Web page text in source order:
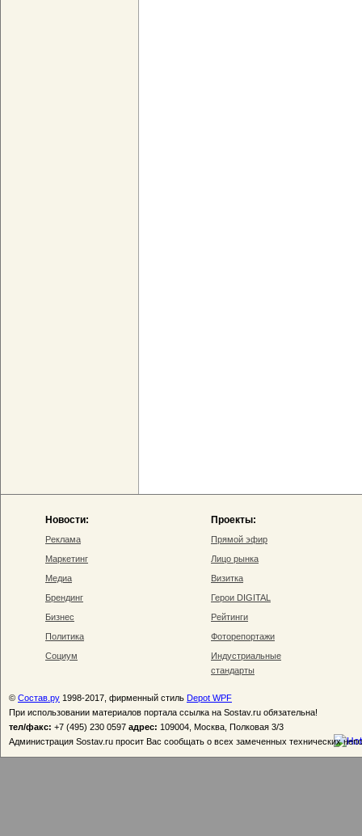
Новости:
Реклама
Маркетинг
Медиа
Брендинг
Бизнес
Политика
Социум
Проекты:
Прямой эфир
Лицо рынка
Визитка
Герои DIGITAL
Рейтинги
Фоторепортажи
Индустриальные
стандарты
© Состав.ру 1998-2017, фирменный стиль Depot WPF
При использовании материалов портала ссылка на Sostav.ru обязательна!
тел/факс: +7 (495) 230 0597 адрес: 109004, Москва, Полковая 3/3
Администрация Sostav.ru просит Вас сообщать о всех замеченных технических